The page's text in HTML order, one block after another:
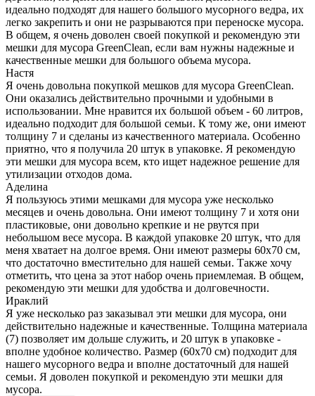
идеально подходят для нашего большого мусорного ведра, их
легко закрепить и они не разрываются при переноске мусора.
В общем, я очень доволен своей покупкой и рекомендую эти
мешки для мусора GreenClean, если вам нужны надежные и
качественные мешки для большого объема мусора.
Настя
Я очень довольна покупкой мешков для мусора GreenClean.
Они оказались действительно прочными и удобными в
использовании. Мне нравится их большой объем - 60 литров,
идеально подходит для большой семьи. К тому же, они имеют
толщину 7 и сделаны из качественного материала. Особенно
приятно, что я получила 20 штук в упаковке. Я рекомендую
эти мешки для мусора всем, кто ищет надежное решение для
утилизации отходов дома.
Аделина
Я пользуюсь этими мешками для мусора уже несколько
месяцев и очень довольна. Они имеют толщину 7 и хотя они
пластиковые, они довольно крепкие и не рвутся при
небольшом весе мусора. В каждой упаковке 20 штук, что для
меня хватает на долгое время. Они имеют размеры 60x70 см,
что достаточно вместительно для нашей семьи. Также хочу
отметить, что цена за этот набор очень приемлемая. В общем,
рекомендую эти мешки для удобства и долговечности.
Ираклий
Я уже несколько раз заказывал эти мешки для мусора, они
действительно надежные и качественные. Толщина материала
(7) позволяет им дольше служить, и 20 штук в упаковке -
вполне удобное количество. Размер (60х70 см) подходит для
нашего мусорного ведра и вполне достаточный для нашей
семьи. Я доволен покупкой и рекомендую эти мешки для
мусора.